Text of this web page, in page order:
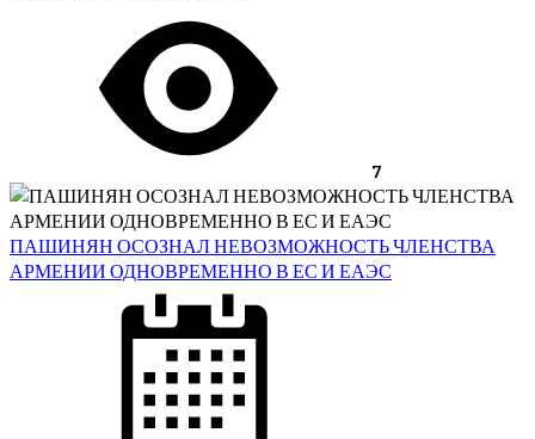
7
ПАШИНЯН ОСОЗНАЛ НЕВОЗМОЖНОСТЬ ЧЛЕНСТВА
АРМЕНИИ ОДНОВРЕМЕННО В ЕС И ЕАЭС